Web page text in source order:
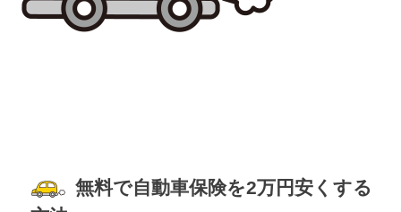
無料で自動車保険を2万円安くする